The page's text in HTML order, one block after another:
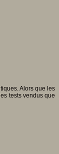
Alors que les
tests vendus que